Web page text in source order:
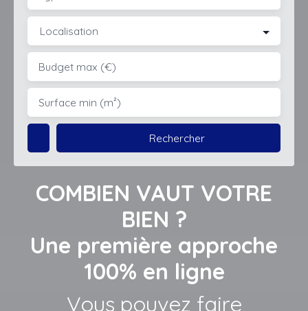
Type de bien
Localisation
Budget max (€)
Surface min (m²)
Rechercher
COMBIEN VAUT VOTRE
BIEN ?
Une première approche
100% en ligne